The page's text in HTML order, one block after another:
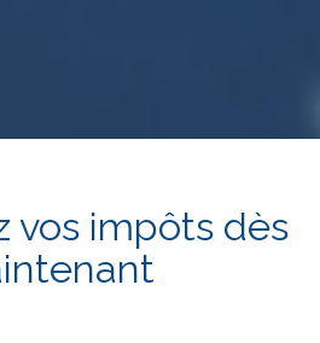
vos impôts dès